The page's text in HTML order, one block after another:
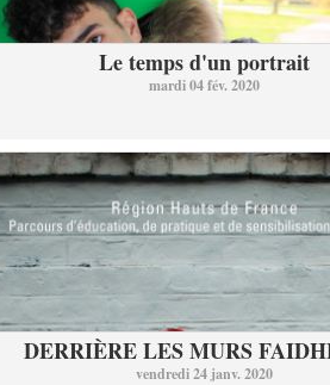
Le temps d'un portrait
mardi 04 fév. 2020
DERRIÈRE LES MURS
vendredi 24 janv. 2020